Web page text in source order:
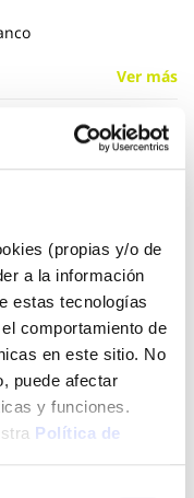
(propias y/o de
a la información
estas tecnologías
comportamiento de
en este sitio. No
puede afectar
y funciones.
Política de
Ver más
9,08 €
Envío a domicilio:
+ INFO